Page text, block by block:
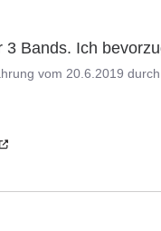
Bands. Ich
vom 20.6.2019